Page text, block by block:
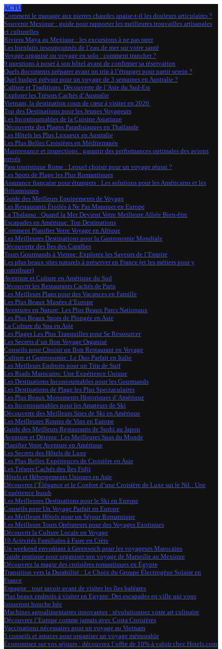
ACTU
Comment le massage aux pierres chaudes apaise-t-il les douleurs articulaires ?
Souvenir Mexique : guide pour rapporter les meilleures trouvailles artisanales
et culturelles
Riviera Maya au Mexique : les excursions à ne pas rater
Les bienfaits insoupçonnés de l’eau de mer sur votre santé
Voyage organisé ou voyage en solo : comment trancher ?
9 questions à poser à son hôtel avant de confirmer sa réservation
Quels documents préparer avant un trip à l’étranger pour partir serein ?
Quel budget prévoir pour un voyage de 3 semaines en Australie ?
Culture et Traditions: Découverte de l’Asie du Sud-Est
Explorer les Trésors Cachés d’Australie
Vietnam, la destination coup de cœur à visiter en 2026
Top des Destinations pour les Jeunes Voyageurs
Les Incontournables de la Cuisine Asiatique
Découverte des Plages Paradisiaques en Thaïlande
Les Hôtels les Plus Luxueux en Australie
Les Plus Belles Croisières en Méditerranée
Maintenance et inspections : garantir des performances optimales des avions
privés
Pass touristique Rome : Lequel choisir pour un voyage réussi ?
Les Spots de Plage les Plus Romantiques
Assurance française pour étrangers : Les solutions pour les Américains et les
Britanniques
Guide des Meilleurs Equipements de Voyage
Les Restaurants Étoilés à Ne Pas Manquer en Europe
La Thalasso : Quand la Mer Devient Votre Meilleure Alliée Bien-être
Escapades en Amérique: Top Destinations
Comment Planifier Votre Voyage en Afrique
Les Meilleures Destinations pour la Gastronomie Mondiale
Découverte des Îles des Caraïbes
Tours Gourmands à Vienne: Explorez les Saveurs de l’Empire
Les plus beaux sites naturels à préserver en France (et les métiers pour y
contribuer)
Aventure et Culture en Amérique du Sud
Découvrir les Restaurants Cachés de Paris
Les Meilleurs Plans pour des Vacances en Famille
Les Plus Beaux Musées d’Europe
Aventures en Nature: Les Plus Beaux Parcs Nationaux
Les Plus Beaux Spots de Plongée en Asie
La Culture du Spa en Asie
Les Plages Les Plus Tranquilles pour Se Ressourcer
Les Secrets d’un Bon Voyage Organisé
Conseils pour Choisir un Bon Restaurant en Voyage
Culture et Gastronomie: Le Duo Parfait en Italie
Les Meilleurs Endroits pour un Trip de Surf
Les Riads Marocains: Une Expérience Unique
Les Destinations Incontournables pour les Gourmands
Les Destinations de Plage les Plus Spectaculaires
Les Plus Beaux Monuments Historiques d’Amérique
Les Incontournables pour les Amateurs de Ski
Découverte des Meilleurs Sites de Ski en Amérique
Les Meilleures Routes de Vins en Europe
Guide des Meilleurs Restaurants de Sushi au Japon
Aventure et Détente: Les Meilleures Spas du Monde
Planifier Votre Aventure en Amérique
Les Secrets des Hôtels de Luxe
Les Plus Belles Expériences de Croisière en Asie
Les Trésors Cachés des Îles Fidji
Hôtels et Hébergements Uniques en Asie
Découvrez l’Élégance et le Confort d’une Croisière de Luxe sur le Nil : Une
Expérience Inoub
Les Meilleures Destinations pour le Ski en Europe
Conseils pour Un Voyage Parfait en Europe
Les Meilleurs Hôtels pour un Séjour Romantique
Les Meilleurs Tours Opérateurs pour des Voyages Exotiques
Découvrir la Culture Locale en Voyage
10 Activités Familiales à Faire en Crète
Un weekend envoûtant à Greenwich pour les voyageurs Marocains
Guide pratique pour organiser son voyage de Marseille au Mexique
Découvrez la magie des croisières romantiques en Égypte
Transition vers la Durabilité : Le Choix du Groupe Électrogène Solaire en
France
Espagne : tout savoir avant de visiter les îles baléares
Plus beaux endroits à visiter en Egypte: Des escapades en ville qui vous
laisseront bouche bée
Machines agroalimentaires innovantes : révolutionnez votre art culinaire
Découvrez l’Europe comme jamais avec Costa Croisières
Vaccinations nécessaires pour un voyage au Vietnam
5 conseils et astuces pour organiser un voyage mémorable
Économisez sur vos séjours : découvrez l’offre de 10% à valoir chez Hotels.com